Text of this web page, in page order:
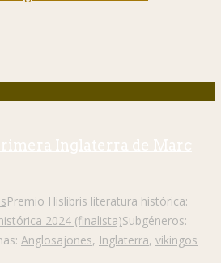
Inglaterra de Marc
Premio Hislibris literatura histórica:
2024 (finalista)Subgéneros:
Anglosajones, Inglaterra, vikingos